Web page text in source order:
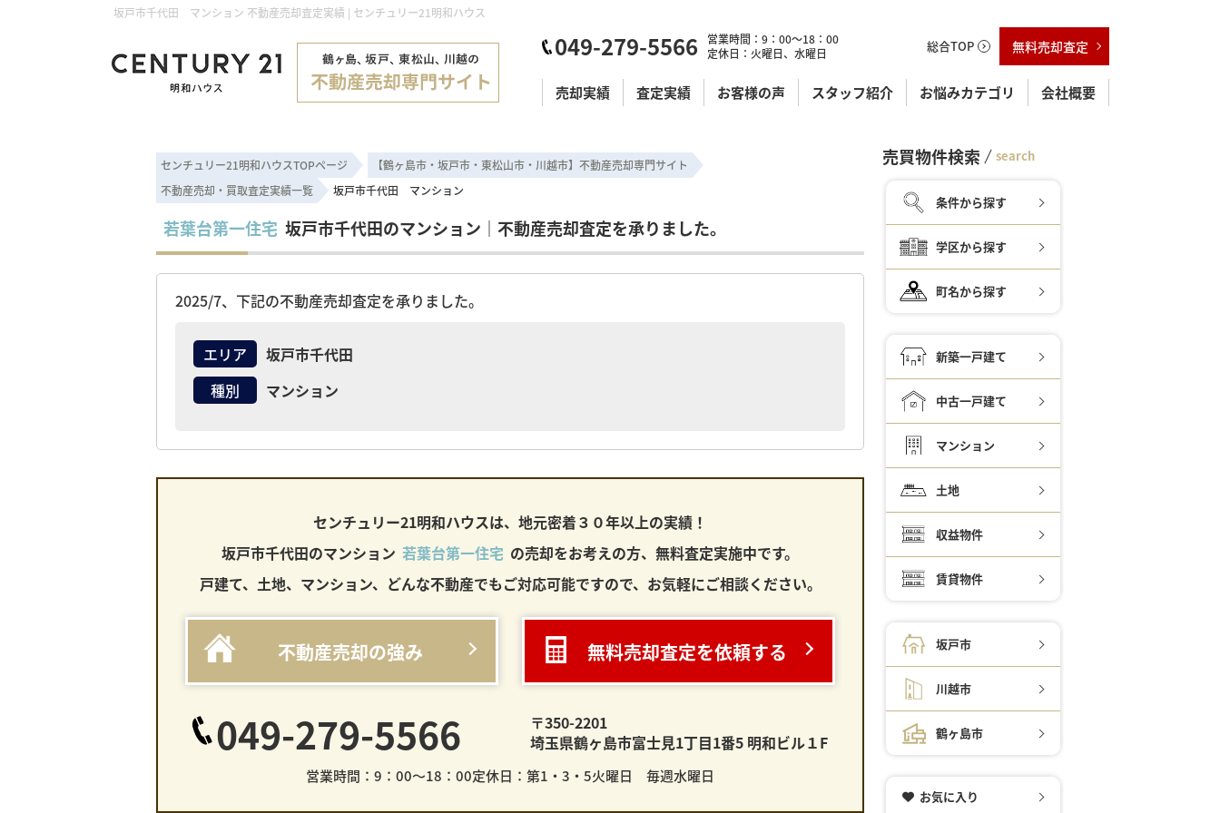
坂戸市千代田 マンション 不動産売却査定実績 | センチュリー21明和ハウス
049-279-5566
営業時間：9：00～18：00
定休日：火曜日、水曜日
総合TOP 無料売却査定
売却実績 査定実績 お客様の声 スタッフ紹介 お悩みカテゴリ 会社概要
センチュリー21明和ハウスTOPページ
【鶴ヶ島市・坂戸市・東松山市・川越市】不動産売却専門サイト
不動産売却・買取査定実績一覧
坂戸市千代田 マンション
若葉台第一住宅 坂戸市千代田のマンション｜不動産売却査定を承りました。
2025/7、下記の不動産売却査定を承りました。
エリア
坂戸市千代田
種別
マンション
センチュリー21明和ハウスは、 地元密着３０年以上の実績！
坂戸市千代田のマンション 若葉台第一住宅 の売却をお考えの方、無料査定実施中です。
戸建て、土地、マンション、どんな不動産でもご対応可能ですので、お気軽にご相談ください。
不動産売却の強み 無料売却査定を依頼する
049-279-5566
〒350-2201
埼玉県鶴ヶ島市富士見1丁目1番5 明和ビル１F
営業時間：9：00～18：00定休日：第1・3・5火曜日 毎週水曜日
売買物件検索 search
条件から探す
学区から探す
町名から探す
新築一戸建て
中古一戸建て
マンション
土地
収益物件
賃貸物件
坂戸市
川越市
鶴ヶ島市
お気に入り